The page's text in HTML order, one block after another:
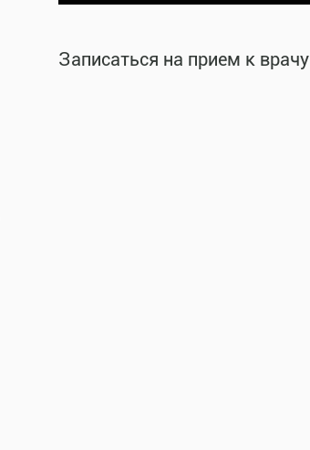
Записаться на прием к врачу